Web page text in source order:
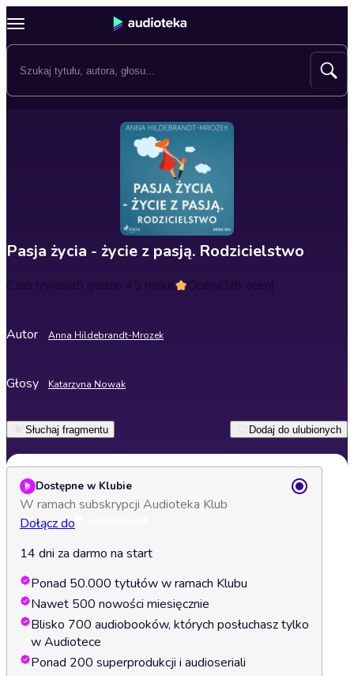
Pasja życia - życie z pasją. Rodzicielstwo
Czas trwania5 godzin 45 minut Ocena3(8 ocen)
Autor Anna Hildebrandt-Mrozek
Głosy Katarzyna Nowak
Słuchaj fragmentu Dodaj do ulubionych
Dostępne w Klubie
W ramach subskrypcji Audioteka Klub
Dołącz do
14 dni za darmo na start
Ponad 50.000 tytułów w ramach Klubu
Nawet 500 nowości miesięcznie
Blisko 700 audiobooków, których posłuchasz tylko
w Audiotece
Ponad 200 superprodukcji i audioseriali